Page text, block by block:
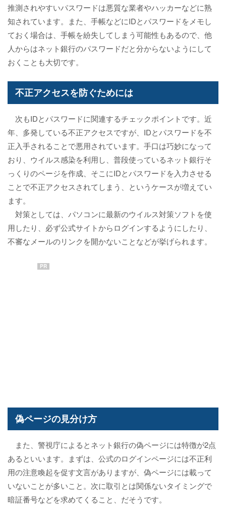
推測されやすいパスワードは悪質な業者やハッカーなどに熟
知されています。また、手帳などにIDとパスワードをメモし
ておく場合は、手帳を紛失してしまう可能性もあるので、他
人からはネット銀行のパスワードだと分からないようにして
おくことも大切です。
不正アクセスを防ぐためには
次もIDとパスワードに関連するチェックポイントです。近
年、多発している不正アクセスですが、IDとパスワードを不
正入手されることで悪用されています。手口は巧妙になって
おり、ウイルス感染を利用し、普段使っているネット銀行そ
っくりのページを作成、そこにIDとパスワードを入力させる
ことで不正アクセスされてしまう、というケースが増えてい
ます。
対策としては、パソコンに最新のウイルス対策ソフトを使
用したり、必ず公式サイトからログインするようにしたり、
不審なメールのリンクを開かないことなどが挙げられます。
PR
偽ページの見分け方
また、警視庁によるとネット銀行の偽ページには特徴が2点
あるといいます。まずは、公式のログインページには不正利
用の注意喚起を促す文言がありますが、偽ページには載って
いないことが多いこと。次に取引とは関係ないタイミングで
暗証番号などを求めてくること、だそうです。